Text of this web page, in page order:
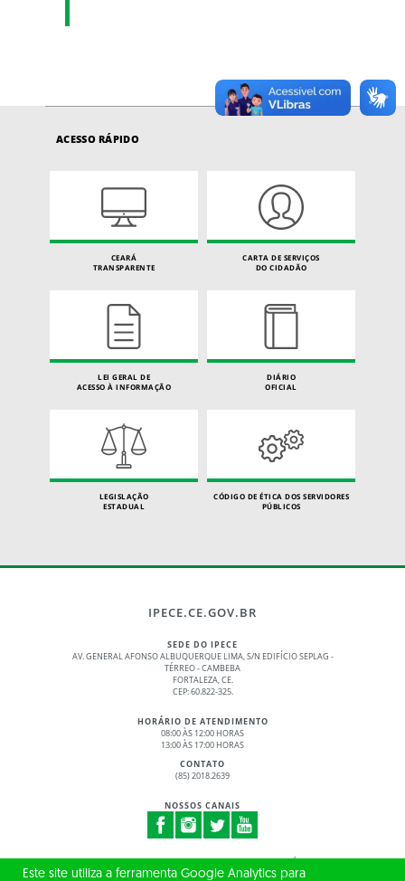
ACESSO RÁPIDO
CEARÁ
TRANSPARENTE
CARTA DE SERVIÇOS
DO CIDADÃO
LEI GERAL DE
ACESSO À INFORMAÇÃO
DIÁRIO
OFICIAL
LEGISLAÇÃO
ESTADUAL
CÓDIGO DE ÉTICA DOS SERVIDORES
PÚBLICOS
IPECE.CE.GOV.BR
SEDE DO IPECE
AV. GENERAL AFONSO ALBUQUERQUE LIMA, S/N EDIFÍCIO SEPLAG -
TÉRREO - CAMBEBA
FORTALEZA, CE.
CEP: 60.822-325.
HORÁRIO DE ATENDIMENTO
08:00 ÀS 12:00 HORAS
13:00 ÀS 17:00 HORAS
CONTATO
(85) 2018.2639
NOSSOS CANAIS
© 2017 - 2026 – GOVERNO DO ESTADO DO CEARÁ
TODOS OS DIREITOS RESERVADOS
Este site utiliza a ferramenta Google Analytics para